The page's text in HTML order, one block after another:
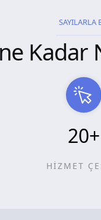
SAYILARLA
Kadar
20+
HİZMET